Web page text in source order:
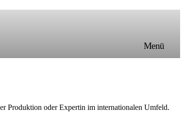
Menü
Produktion oder Expertin im internationalen Umfeld.